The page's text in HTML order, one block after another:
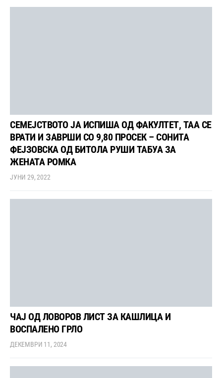
СЕМЕЈСТВОТО ЈА ИСПИША ОД ФАКУЛТЕТ, ТАА СЕ
ВРАТИ И ЗАВРШИ СО 9,80 ПРОСЕК – СОНИТА
ФЕЈЗОВСКА ОД БИТОЛА РУШИ ТАБУА ЗА
ЖЕНАТА РОМКА
ЈУНИ 29, 2022
ЧАЈ ОД ЛОВОРОВ ЛИСТ ЗА КАШЛИЦА И
ВОСПАЛЕНО ГРЛО
ДЕКЕМВРИ 11, 2024